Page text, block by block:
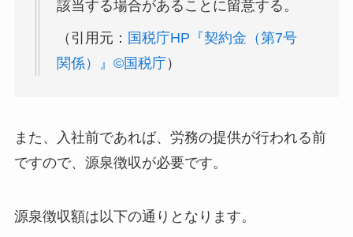
該当する場合があることに留意する。
（引用元： 国税庁HP『契約金（第7号
関係）』©国税庁）
また、入社前であれば、労務の提供が行われる前
ですので、源泉徴収が必要です。
源泉徴収額は以下の通りとなります。